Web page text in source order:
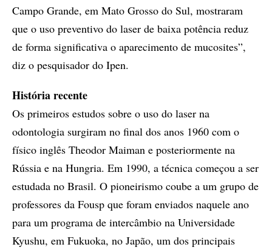
Campo Grande, em Mato Grosso do Sul, mostraram
que o uso preventivo do laser de baixa potência reduz
de forma significativa o aparecimento de mucosites”,
diz o pesquisador do Ipen.
História recente
Os primeiros estudos sobre o uso do laser na
odontologia surgiram no final dos anos 1960 com o
físico inglês Theodor Maiman e posteriormente na
Rússia e na Hungria. Em 1990, a técnica começou a ser
estudada no Brasil. O pioneirismo coube a um grupo de
professores da Fousp que foram enviados naquele ano
para um programa de intercâmbio na Universidade
Kyushu, em Fukuoka, no Japão, um dos principais